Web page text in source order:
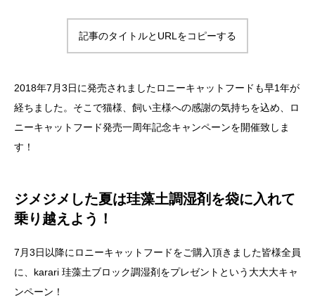
記事のタイトルとURLをコピーする
2018年7月3日に発売されましたロニーキャットフードも早1年が
経ちました。そこで猫様、飼い主様への感謝の気持ちを込め、ロ
ニーキャットフード発売一周年記念キャンペーンを開催致しま
す！
ジメジメした夏は珪藻土調湿剤を袋に入れて
乗り越えよう！
7月3日以降にロニーキャットフードをご購入頂きました皆様全員
に、karari 珪藻土ブロック調湿剤をプレゼントという大大大キャ
ンペーン！